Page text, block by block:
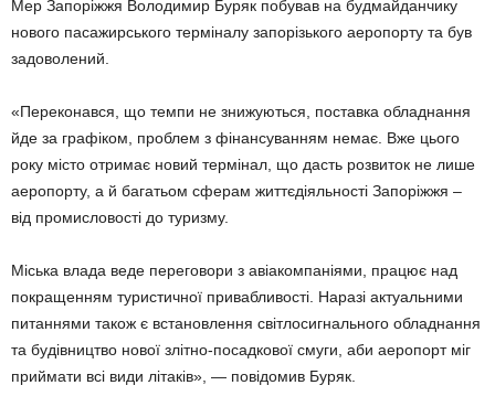
Мер Запоріжжя Володимир Буряк побував на будмайданчику
нового пасажирського терміналу запорізького аеропорту та був
задоволений.
«Переконався, що темпи не знижуються, поставка обладнання
йде за графіком, проблем з фінансуванням немає. Вже цього
року місто отримає новий термінал, що дасть розвиток не лише
аеропорту, а й багатьом сферам життєдіяльності Запоріжжя –
від промисловості до туризму.
Міська влада веде переговори з авіакомпаніями, працює над
покращенням туристичної привабливості. Наразі актуальними
питаннями також є встановлення світлосигнального обладнання
та будівництво нової злітно-посадкової смуги, аби аеропорт міг
приймати всі види літаків», — повідомив Буряк.